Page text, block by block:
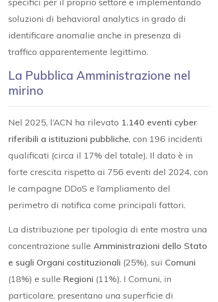
specifici per il proprio settore e implementando
soluzioni di behavioral analytics in grado di
identificare anomalie anche in presenza di
traffico apparentemente legittimo.
La Pubblica Amministrazione nel
mirino
Nel 2025, l’ACN ha rilevato 1.140 eventi cyber
riferibili a istituzioni pubbliche, con 196 incidenti
qualificati (circa il 17% del totale). Il dato è in
forte crescita rispetto ai 756 eventi del 2024, con
le campagne DDoS e l’ampliamento del
perimetro di notifica come principali fattori.
La distribuzione per tipologia di ente mostra una
concentrazione sulleAmministrazioni dello Stato
e sugli Organi costituzionali (25%), sui Comuni
(18%) e sulle Regioni (11%). I Comuni, in
particolare, presentano una superficie di